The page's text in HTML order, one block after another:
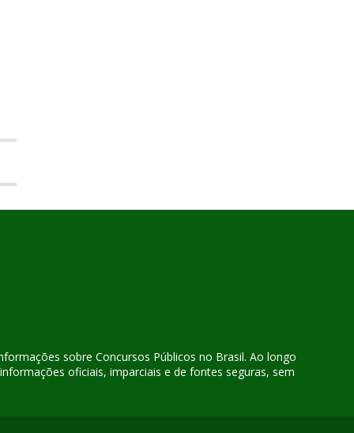
sobre Concursos Públicos no Brasil. Ao longo
oficiais, imparciais e de fontes seguras, sem